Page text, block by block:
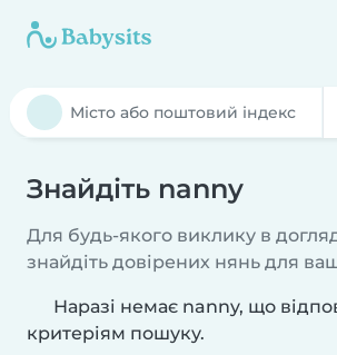
Знайдіть nanny
Для будь-якого виклику в
знайдіть довірених нянь для
Наразі немає nanny, що
критеріям пошуку.